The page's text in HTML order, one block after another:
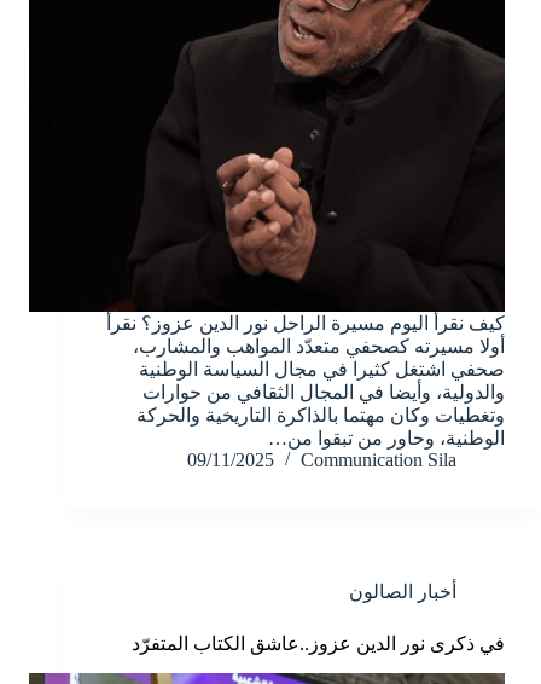
كيف نقرأ اليوم مسيرة الراحل نور الدين عزوز؟ نقرأ
أولا مسيرته كصحفي متعدّد المواهب والمشارب،
صحفي اشتغل كثيرا في مجال السياسة الوطنية
والدولية، وأيضا في المجال الثقافي من حوارات
وتغطيات وكان مهتما بالذاكرة التاريخية والحركة
الوطنية، وحاور من تبقوا من…
Communication Sila
09/11/2025
أخبار الصالون
في ذكرى نور الدين عزوز..عاشق الكتاب المتفرّد